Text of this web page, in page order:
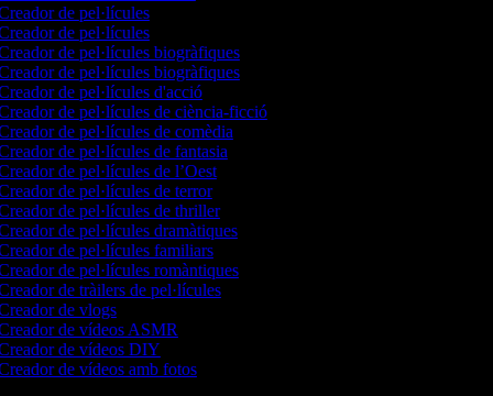
de pel·lícules
de pel·lícules
de pel·lícules biogràfiques
de pel·lícules biogràfiques
de pel·lícules d'acció
de pel·lícules de ciència-ficció
de pel·lícules de comèdia
de pel·lícules de fantasia
de pel·lícules de l’Oest
de pel·lícules de terror
de pel·lícules de thriller
de pel·lícules dramàtiques
de pel·lícules familiars
de pel·lícules romàntiques
de tràilers de pel·lícules
de vlogs
de vídeos ASMR
de vídeos DIY
de vídeos amb fotos